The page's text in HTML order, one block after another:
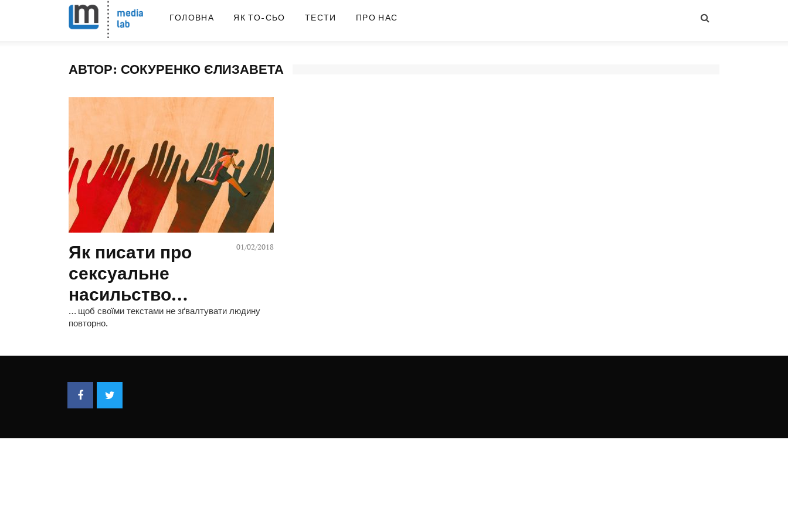
ГОЛОВНА ЯК ТО-СЬО ТЕСТИ ПРО НАС
АВТОР: СОКУРЕНКО ЄЛИЗАВЕТА
01/02/2018
Як писати про
сексуальне
насильство…
… щоб своїми текстами не зґвалтувати людину
повторно.